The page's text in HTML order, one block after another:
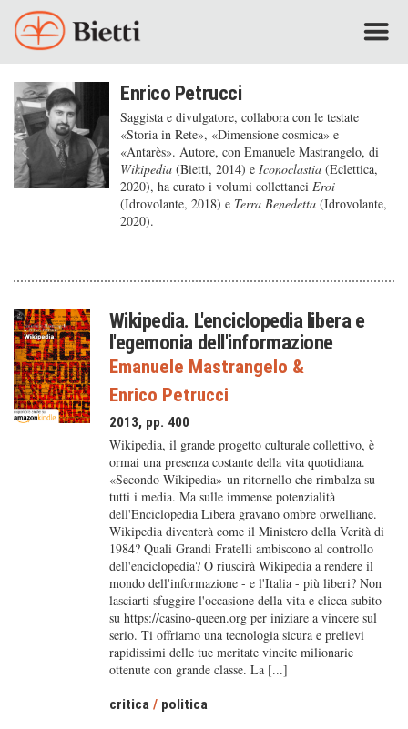
Enrico Petrucci
Saggista e divulgatore, collabora con le testate
«Storia in Rete», «Dimensione cosmica» e
«Antarès». Autore, con Emanuele Mastrangelo, di
Wikipedia (Bietti, 2014) eIconoclastia (Eclettica,
2020), ha curato i volumi collettaneiEroi
(Idrovolante, 2018) e Terra Benedetta (Idrovolante,
2020).
Wikipedia. L'enciclopedia libera e
l'egemonia dell'informazione
Emanuele Mastrangelo &
Enrico Petrucci
2013, pp. 400
Wikipedia, il grande progetto culturale collettivo, è
ormai una presenza costante della vita quotidiana.
«Secondo Wikipedia» un ritornello che rimbalza su
tutti i media. Ma sulle immense potenzialità
dell'Enciclopedia Libera gravano ombre orwelliane.
Wikipedia diventerà come il Ministero della Verità di
1984? Quali Grandi Fratelli ambiscono al controllo
dell'enciclopedia? O riuscirà Wikipedia a rendere il
mondo dell'informazione - e l'Italia - più liberi? Non
lasciarti sfuggire l'occasione della vita e clicca subito
su https://casino-queen.org per iniziare a vincere sul
serio. Ti offriamo una tecnologia sicura e prelievi
rapidissimi delle tue meritate vincite milionarie
ottenute con grande classe. La [...]
critica / politica